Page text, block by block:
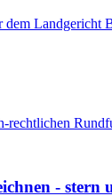
dem
- stern